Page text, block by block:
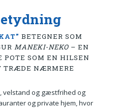
BETEGNER SOM
MANEKI-NEKO– EN
POTE SOM EN HILSEN
TRÆDE NÆRMERE
velstand og gæstfrihed og
og private hjem, hvor